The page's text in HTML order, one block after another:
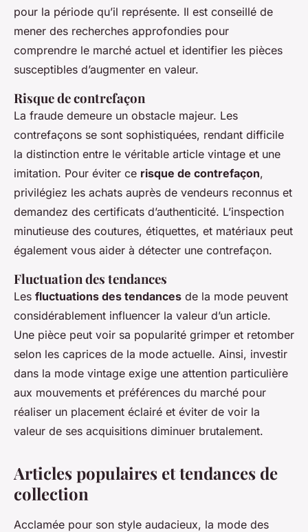
pour la période qu’il représente. Il est conseillé de
mener des recherches approfondies pour
comprendre le marché actuel et identifier les pièces
susceptibles d’augmenter en valeur.
Risque de contrefaçon
La fraude demeure un obstacle majeur. Les
contrefaçons se sont sophistiquées, rendant difficile
la distinction entre le véritable article vintage et une
imitation. Pour éviter ce risque de contrefaçon,
privilégiez les achats auprès de vendeurs reconnus et
demandez des certificats d’authenticité. L’inspection
minutieuse des coutures, étiquettes, et matériaux peut
également vous aider à détecter une contrefaçon.
Fluctuation des tendances
Les fluctuations des tendances de la mode peuvent
considérablement influencer la valeur d’un article.
Une pièce peut voir sa popularité grimper et retomber
selon les caprices de la mode actuelle. Ainsi, investir
dans la mode vintage exige une attention particulière
aux mouvements et préférences du marché pour
réaliser un placement éclairé et éviter de voir la
valeur de ses acquisitions diminuer brutalement.
Articles populaires et tendances de
collection
Acclamée pour son style audacieux, la mode des